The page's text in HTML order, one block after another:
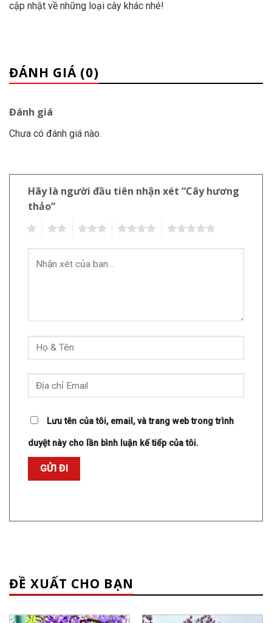
cập nhật về những loại cây khác nhé!
ĐÁNH GIÁ (0)
Đánh giá
Chưa có đánh giá nào.
Hãy là người đầu tiên nhận xét “Cây hương
thảo”
Lưu tên của tôi, email, và trang web trong trình
duyệt này cho lần bình luận kế tiếp của tôi.
ĐỀ XUẤT CHO BẠN